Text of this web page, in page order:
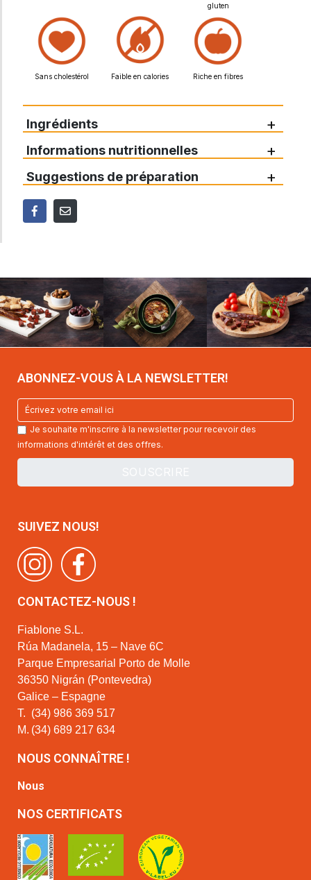
gluten
Sans cholestérol Faible en calories Riche en fibres
Ingrédients +
Informations nutritionnelles +
Suggestions de préparation +
ABONNEZ-VOUS À LA NEWSLETTER!
Je souhaite m'inscrire à la newsletter pour recevoir des
informations d'intérêt et des offres.
SUIVEZ NOUS!
CONTACTEZ-NOUS !
Fiablone S.L.
Rúa Madanela, 15 – Nave 6C
Parque Empresarial Porto de Molle
36350 Nigrán (Pontevedra)
Galice – Espagne
T. (34) 986 369 517
M. (34) 689 217 634
NOUS CONNAÎTRE !
Nous
NOS CERTIFICATS